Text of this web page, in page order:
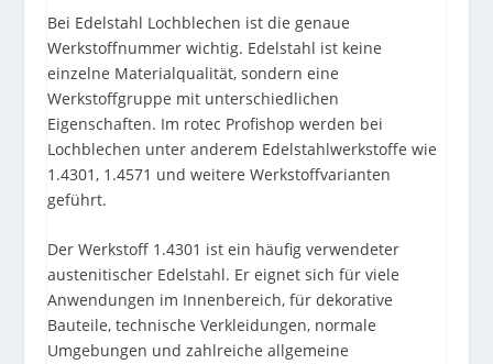
Bei Edelstahl Lochblechen ist die genaue
Werkstoffnummer wichtig. Edelstahl ist keine
einzelne Materialqualität, sondern eine
Werkstoffgruppe mit unterschiedlichen
Eigenschaften. Im rotec Profishop werden bei
Lochblechen unter anderem Edelstahlwerkstoffe wie
1.4301, 1.4571 und weitere Werkstoffvarianten
geführt.
Der Werkstoff 1.4301 ist ein häufig verwendeter
austenitischer Edelstahl. Er eignet sich für viele
Anwendungen im Innenbereich, für dekorative
Bauteile, technische Verkleidungen, normale
Umgebungen und zahlreiche allgemeine